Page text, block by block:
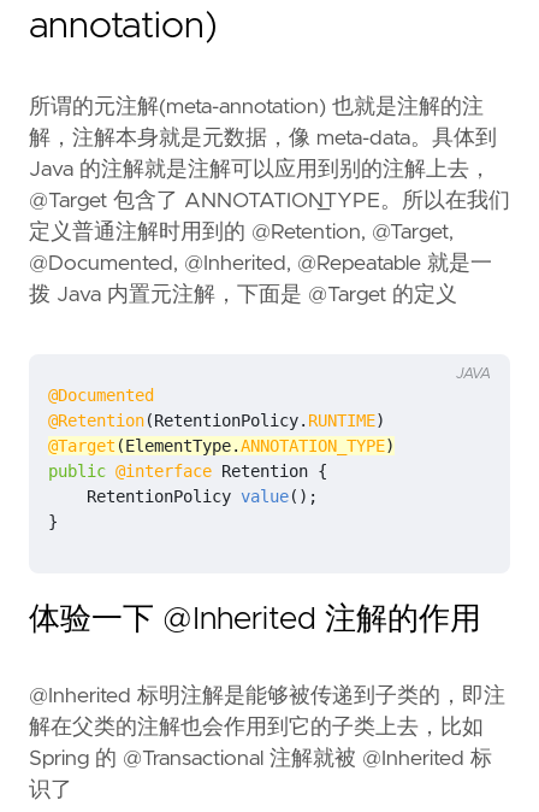
annotation)
所谓的元注解(meta-annotation) 也就是注解的注
解，注解本身就是元数据，像 meta-data。具体到
Java 的注解就是注解可以应用到别的注解上去，
@Target 包含了 ANNOTATION_TYPE。所以在我们
定义普通注解时用到的 @Retention, @Target,
@Documented, @Inherited, @Repeatable 就是一
拨 Java 内置元注解，下面是 @Target 的定义
@Documented
@Retention(RetentionPolicy. RUNTIME)
@Target (ElementType.ANNOTATION_TYPE)
public @interface Retention {
RetentionPolicy value();
}
JAVA
体验一下 @Inherited 注解的作用
@Inherited 标明注解是能够被传递到子类的，即注
解在父类的注解也会作用到它的子类上去，比如
Spring 的 @Transactional 注解就被 @Inherited 标
识了